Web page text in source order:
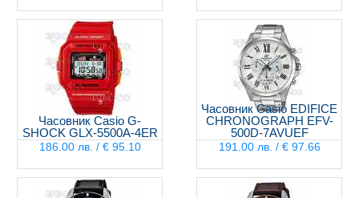
Часовник Casio G-
SHOCK GLX-5500A-4ER
186.00 лв. / € 95.10
Часовник Casio EDIFICE
CHRONOGRAPH EFV-
500D-7AVUEF
191.00 лв. / € 97.66